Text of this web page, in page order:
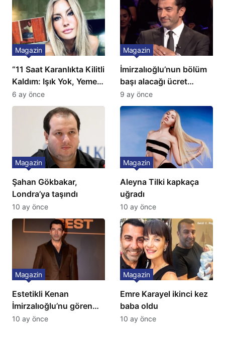
“11 Saat Karanlıkta Kilitli
Kaldım: Işık Yok, Yemek
Yok, Tuvalet Yok!”
Çağla Şikel’den Şok
Magazin
6 ay önce
İmirzalıoğlu’nun bölüm
başı alacağı ücret
Türkiye’de bir ilk:
Gözünü 2 ilçeye dikti!
Magazin
9 ay önce
Şahan Gökbakar,
Londra’ya taşındı
Magazin
10 ay önce
Aleyna Tilki kapkaça
uğradı
Magazin
10 ay önce
Estetikli Kenan
İmirzalıoğlu’nu gören
tanıyamıyor: Son hali
Magazin
10 ay önce
Emre Karayel ikinci kez
baba oldu
Magazin
10 ay önce